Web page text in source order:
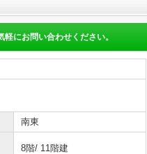
軽にお問い合わせください。
南東
8階/ 11階建